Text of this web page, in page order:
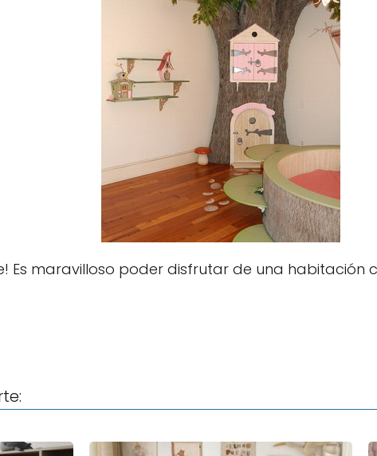
Es maravilloso poder disfrutar de una habitación